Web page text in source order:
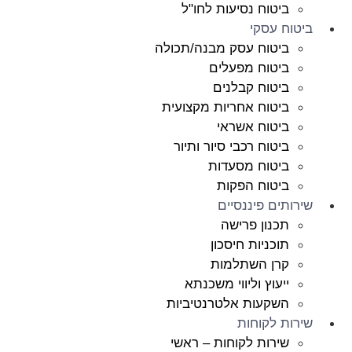
ביטוח נסיעות לחו"ל
ביטוח עסקי
ביטוח עסק מבנה/תכולה
ביטוח מפעלים
ביטוח קבלנים
ביטוח אחריות מקצועית
ביטוח אשראי
ביטוח רכבי סיור ותיור
ביטוח מסעדות
ביטוח הפקות
שירותים פיננסיים
תכנון פרישה
תוכניות חיסכון
קרן השתלמות
ייעוץ וליווי משכנתא
השקעות אלטרנטיביות
שירות לקוחות
שירות לקוחות – ראשי